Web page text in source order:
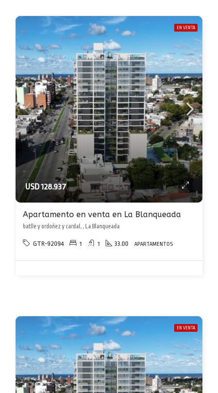
EN VENTA
USD 128.937
Apartamento en venta en La Blanqueada
batlle y ordoñez y cardal, , La Blanqueada
GTR-92094 1 1 33.00 APARTAMENTOS
EN VENTA